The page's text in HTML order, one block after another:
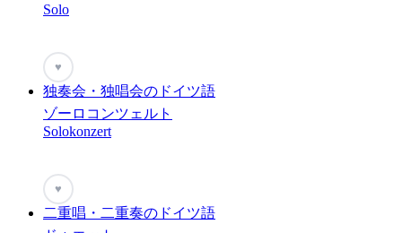
Solo
♥
独奏会・独唱会のドイツ語
ゾーロコンツェルト
Solokonzert
♥
二重唱・二重奏のドイツ語